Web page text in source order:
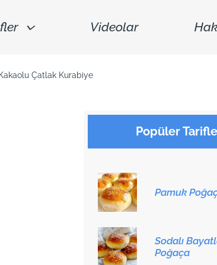
Videolar
Kakaolu Çatlak Kurabiye
Popüler
Pamuk
Sodalı
Poğaça